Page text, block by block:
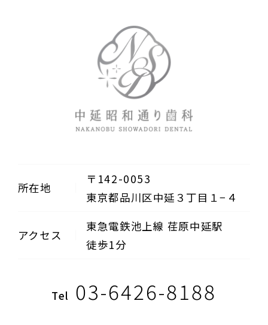
所在地
〒142-0053
東京都品川区中延３丁目１−４
アクセス
東急電鉄池上線 荏原中延駅
徒歩1分
Tel 03-6426-8188